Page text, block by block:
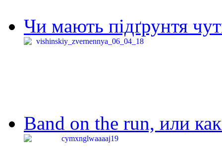
Чи мають підґрунтя
Band on the run, или